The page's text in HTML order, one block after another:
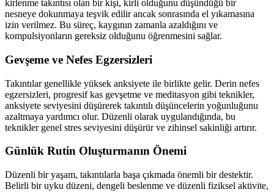
kirlenme takıntısı olan bir kişi, kirli olduğunu düşündüğü bir
nesneye dokunmaya teşvik edilir ancak sonrasında el yıkamasına
izin verilmez. Bu süreç, kaygının zamanla azaldığını ve
kompulsiyonların gereksiz olduğunu öğrenmesini sağlar.
Gevşeme ve Nefes Egzersizleri
Takıntılar genellikle yüksek anksiyete ile birlikte gelir. Derin nefes
egzersizleri, progresif kas gevşetme ve meditasyon gibi teknikler,
anksiyete seviyesini düşürerek takıntılı düşüncelerin yoğunluğunu
azaltmaya yardımcı olur. Düzenli olarak uygulandığında, bu
teknikler genel stres seviyesini düşürür ve zihinsel sakinliği artırır.
Günlük Rutin Oluşturmanın Önemi
Düzenli bir yaşam, takıntılarla başa çıkmada önemli bir destektir.
Belirli bir uyku düzeni, dengeli beslenme ve düzenli fiziksel aktivite,